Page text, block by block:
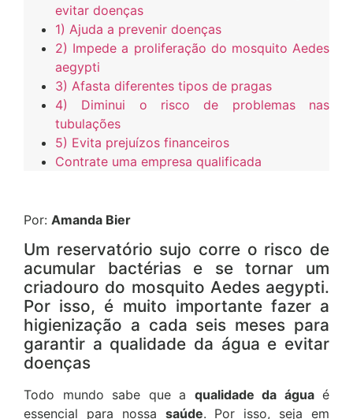
evitar doenças
1) Ajuda a prevenir doenças
2) Impede a proliferação do mosquito Aedes
aegypti
3) Afasta diferentes tipos de pragas
4) Diminui o risco de problemas nas
tubulações
5) Evita prejuízos financeiros
Contrate uma empresa qualificada
Por: Amanda Bier
Um reservatório sujo corre o risco de
acumular bactérias e se tornar um
criadouro do mosquito Aedes aegypti.
Por isso, é muito importante fazer a
higienização a cada seis meses para
garantir a qualidade da água e evitar
doenças
Todo mundo sabe que a qualidade da águaé
essencial para nossa saúde. Por isso, seja em